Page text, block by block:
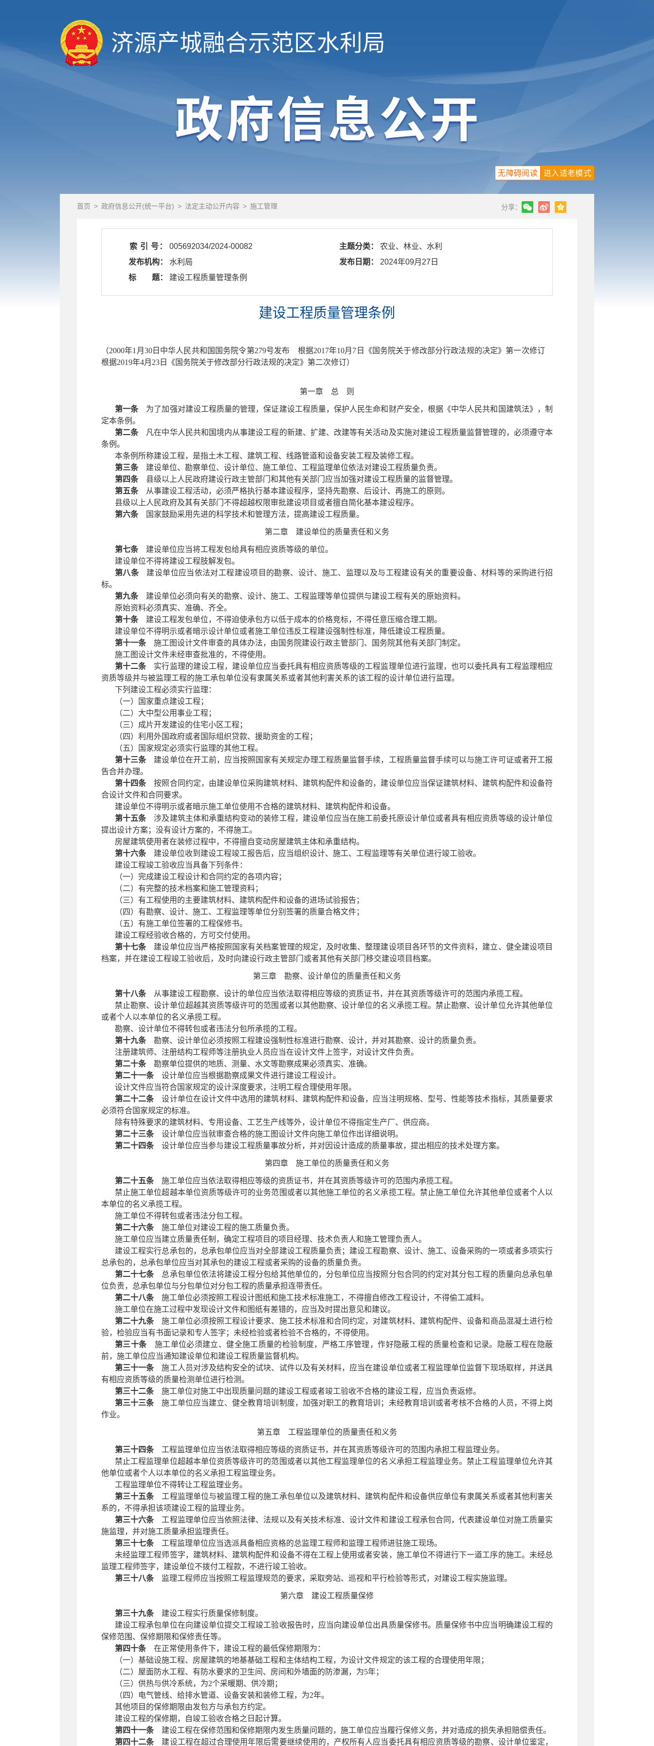
济源产城融合示范区水利局
进入适老模式
无障碍阅读
首页 > 政府信息公开(统一平台) > 法定主动公开内容 > 施工管理 分享：
索 引 号： 005692034/2024-00082 主题分类：
农业、林业、水利
发布机构：
水利局 发布日期：
2024年09月27日
标 题：
​ 建设工程质量管理条例
建设工程质量管理条例
（2000年1月30日中华人民共和国国务院令第279号发布 根据2017年10月7日《国务院关于修改部分行政法规的决定》第一次修订
根据2019年4月23日《国务院关于修改部分行政法规的决定》第二次修订）
第一章 总 则
第一条 为了加强对建设工程质量的管理，保证建设工程质量，保护人民生命和财产安全，根据《中华人民共和国建筑法》，制
定本条例。
第二条 凡在中华人民共和国境内从事建设工程的新建、扩建、改建等有关活动及实施对建设工程质量监督管理的，必须遵守本
条例。
本条例所称建设工程，是指土木工程、建筑工程、线路管道和设备安装工程及装修工程。
第三条 建设单位、勘察单位、设计单位、施工单位、工程监理单位依法对建设工程质量负责。
第四条 县级以上人民政府建设行政主管部门和其他有关部门应当加强对建设工程质量的监督管理。
第五条 从事建设工程活动，必须严格执行基本建设程序，坚持先勘察、后设计、再施工的原则。
县级以上人民政府及其有关部门不得超越权限审批建设项目或者擅自简化基本建设程序。
第六条 国家鼓励采用先进的科学技术和管理方法，提高建设工程质量。
第二章 建设单位的质量责任和义务
第七条 建设单位应当将工程发包给具有相应资质等级的单位。
建设单位不得将建设工程肢解发包。
第八条 建设单位应当依法对工程建设项目的勘察、设计、施工、监理以及与工程建设有关的重要设备、材料等的采购进行招
标。
第九条 建设单位必须向有关的勘察、设计、施工、工程监理等单位提供与建设工程有关的原始资料。
原始资料必须真实、准确、齐全。
第十条 建设工程发包单位，不得迫使承包方以低于成本的价格竞标，不得任意压缩合理工期。
建设单位不得明示或者暗示设计单位或者施工单位违反工程建设强制性标准，降低建设工程质量。
第十一条 施工图设计文件审查的具体办法，由国务院建设行政主管部门、国务院其他有关部门制定。
施工图设计文件未经审查批准的，不得使用。
第十二条 实行监理的建设工程，建设单位应当委托具有相应资质等级的工程监理单位进行监理，也可以委托具有工程监理相应
资质等级并与被监理工程的施工承包单位没有隶属关系或者其他利害关系的该工程的设计单位进行监理。
下列建设工程必须实行监理：
（一）国家重点建设工程；
（二）大中型公用事业工程；
（三）成片开发建设的住宅小区工程；
（四）利用外国政府或者国际组织贷款、援助资金的工程；
（五）国家规定必须实行监理的其他工程。
第十三条 建设单位在开工前，应当按照国家有关规定办理工程质量监督手续，工程质量监督手续可以与施工许可证或者开工报
告合并办理。
第十四条 按照合同约定，由建设单位采购建筑材料、建筑构配件和设备的，建设单位应当保证建筑材料、建筑构配件和设备符
合设计文件和合同要求。
建设单位不得明示或者暗示施工单位使用不合格的建筑材料、建筑构配件和设备。
第十五条 涉及建筑主体和承重结构变动的装修工程，建设单位应当在施工前委托原设计单位或者具有相应资质等级的设计单位
提出设计方案；没有设计方案的，不得施工。
房屋建筑使用者在装修过程中，不得擅自变动房屋建筑主体和承重结构。
第十六条 建设单位收到建设工程竣工报告后，应当组织设计、施工、工程监理等有关单位进行竣工验收。
建设工程竣工验收应当具备下列条件：
（一）完成建设工程设计和合同约定的各项内容；
（二）有完整的技术档案和施工管理资料；
（三）有工程使用的主要建筑材料、建筑构配件和设备的进场试验报告；
（四）有勘察、设计、施工、工程监理等单位分别签署的质量合格文件；
（五）有施工单位签署的工程保修书。
建设工程经验收合格的，方可交付使用。
第十七条 建设单位应当严格按照国家有关档案管理的规定，及时收集、整理建设项目各环节的文件资料，建立、健全建设项目
档案，并在建设工程竣工验收后，及时向建设行政主管部门或者其他有关部门移交建设项目档案。
第三章 勘察、设计单位的质量责任和义务
第十八条 从事建设工程勘察、设计的单位应当依法取得相应等级的资质证书，并在其资质等级许可的范围内承揽工程。
禁止勘察、设计单位超越其资质等级许可的范围或者以其他勘察、设计单位的名义承揽工程。禁止勘察、设计单位允许其他单位
或者个人以本单位的名义承揽工程。
勘察、设计单位不得转包或者违法分包所承揽的工程。
第十九条 勘察、设计单位必须按照工程建设强制性标准进行勘察、设计，并对其勘察、设计的质量负责。
注册建筑师、注册结构工程师等注册执业人员应当在设计文件上签字，对设计文件负责。
第二十条 勘察单位提供的地质、测量、水文等勘察成果必须真实、准确。
第二十一条 设计单位应当根据勘察成果文件进行建设工程设计。
设计文件应当符合国家规定的设计深度要求，注明工程合理使用年限。
第二十二条 设计单位在设计文件中选用的建筑材料、建筑构配件和设备，应当注明规格、型号、性能等技术指标，其质量要求
必须符合国家规定的标准。
除有特殊要求的建筑材料、专用设备、工艺生产线等外，设计单位不得指定生产厂、供应商。
第二十三条 设计单位应当就审查合格的施工图设计文件向施工单位作出详细说明。
第二十四条 设计单位应当参与建设工程质量事故分析，并对因设计造成的质量事故，提出相应的技术处理方案。
第四章 施工单位的质量责任和义务
第二十五条 施工单位应当依法取得相应等级的资质证书，并在其资质等级许可的范围内承揽工程。
禁止施工单位超越本单位资质等级许可的业务范围或者以其他施工单位的名义承揽工程。禁止施工单位允许其他单位或者个人以
本单位的名义承揽工程。
施工单位不得转包或者违法分包工程。
第二十六条 施工单位对建设工程的施工质量负责。
施工单位应当建立质量责任制，确定工程项目的项目经理、技术负责人和施工管理负责人。
建设工程实行总承包的，总承包单位应当对全部建设工程质量负责；建设工程勘察、设计、施工、设备采购的一项或者多项实行
总承包的，总承包单位应当对其承包的建设工程或者采购的设备的质量负责。
第二十七条 总承包单位依法将建设工程分包给其他单位的，分包单位应当按照分包合同的约定对其分包工程的质量向总承包单
位负责，总承包单位与分包单位对分包工程的质量承担连带责任。
第二十八条 施工单位必须按照工程设计图纸和施工技术标准施工，不得擅自修改工程设计，不得偷工减料。
施工单位在施工过程中发现设计文件和图纸有差错的，应当及时提出意见和建议。
第二十九条 施工单位必须按照工程设计要求、施工技术标准和合同约定，对建筑材料、建筑构配件、设备和商品混凝土进行检
验，检验应当有书面记录和专人签字；未经检验或者检验不合格的，不得使用。
第三十条 施工单位必须建立、健全施工质量的检验制度，严格工序管理，作好隐蔽工程的质量检查和记录。隐蔽工程在隐蔽
前，施工单位应当通知建设单位和建设工程质量监督机构。
第三十一条 施工人员对涉及结构安全的试块、试件以及有关材料，应当在建设单位或者工程监理单位监督下现场取样，并送具
有相应资质等级的质量检测单位进行检测。
第三十二条 施工单位对施工中出现质量问题的建设工程或者竣工验收不合格的建设工程，应当负责返修。
第三十三条 施工单位应当建立、健全教育培训制度，加强对职工的教育培训；未经教育培训或者考核不合格的人员，不得上岗
作业。
第五章 工程监理单位的质量责任和义务
第三十四条 工程监理单位应当依法取得相应等级的资质证书，并在其资质等级许可的范围内承担工程监理业务。
禁止工程监理单位超越本单位资质等级许可的范围或者以其他工程监理单位的名义承担工程监理业务。禁止工程监理单位允许其
他单位或者个人以本单位的名义承担工程监理业务。
工程监理单位不得转让工程监理业务。
第三十五条 工程监理单位与被监理工程的施工承包单位以及建筑材料、建筑构配件和设备供应单位有隶属关系或者其他利害关
系的，不得承担该项建设工程的监理业务。
第三十六条 工程监理单位应当依照法律、法规以及有关技术标准、设计文件和建设工程承包合同，代表建设单位对施工质量实
施监理，并对施工质量承担监理责任。
第三十七条 工程监理单位应当选派具备相应资格的总监理工程师和监理工程师进驻施工现场。
未经监理工程师签字，建筑材料、建筑构配件和设备不得在工程上使用或者安装，施工单位不得进行下一道工序的施工。未经总
监理工程师签字，建设单位不拨付工程款，不进行竣工验收。
第三十八条 监理工程师应当按照工程监理规范的要求，采取旁站、巡视和平行检验等形式，对建设工程实施监理。
第六章 建设工程质量保修
第三十九条 建设工程实行质量保修制度。
建设工程承包单位在向建设单位提交工程竣工验收报告时，应当向建设单位出具质量保修书。质量保修书中应当明确建设工程的
保修范围、保修期限和保修责任等。
第四十条 在正常使用条件下，建设工程的最低保修期限为：
（一）基础设施工程、房屋建筑的地基基础工程和主体结构工程，为设计文件规定的该工程的合理使用年限；
（二）屋面防水工程、有防水要求的卫生间、房间和外墙面的防渗漏，为5年；
（三）供热与供冷系统，为2个采暖期、供冷期；
（四）电气管线、给排水管道、设备安装和装修工程，为2年。
其他项目的保修期限由发包方与承包方约定。
建设工程的保修期，自竣工验收合格之日起计算。
第四十一条 建设工程在保修范围和保修期限内发生质量问题的，施工单位应当履行保修义务，并对造成的损失承担赔偿责任。
第四十二条 建设工程在超过合理使用年限后需要继续使用的，产权所有人应当委托具有相应资质等级的勘察、设计单位鉴定，